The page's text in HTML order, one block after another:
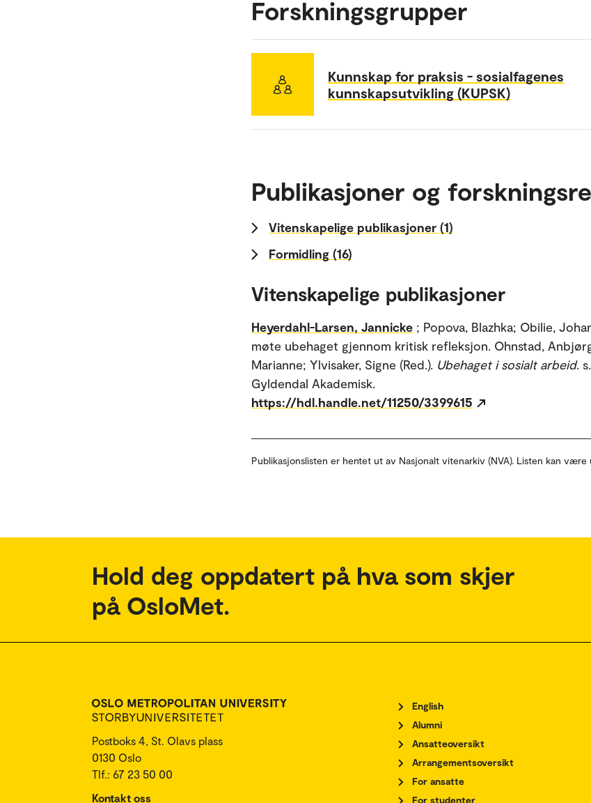
Forskningsgrupper
Kunnskap for praksis - sosialfagenes
kunnskapsutvikling (KUPSK)
Publikasjoner og
Vitenskapelige publikasjoner (1)
Formidling (16)
Vitenskapelige publikasjoner
Heyerdahl-Larsen, Jannicke ; Popova, Blazhka; Obilie,
møte ubehaget gjennom kritisk refleksjon. Ohnstad,
Marianne; Ylvisaker, Signe (Red.). Ubehaget i sosialt arbeid.
Gyldendal Akademisk.
https://hdl.handle.net/11250/3399615
Publikasjonslisten er hentet ut av Nasjonalt vitenarkiv (NVA). Listen kan være
Hold deg oppdatert på hva som skjer
på OsloMet.
Postboks 4, St. Olavs plass
0130 Oslo
Tlf.: 67 23 50 00
Kontakt oss
English
Alumni
Ansatteoversikt
Arrangementsoversikt
For ansatte
For studenter